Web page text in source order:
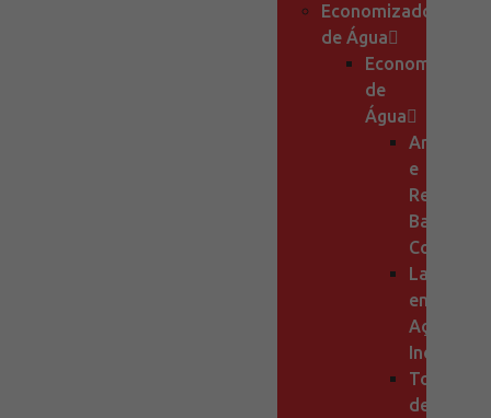
Economizadores
de Água
de
Água
e
Baixo
Consumo
em
Aço
Inox
Torneiras
de